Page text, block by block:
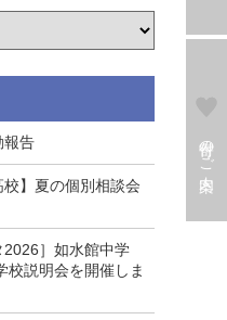
寄付のご案内
報告
校】夏の個別相談会
2026］如水館中学
校説明会を開催しま